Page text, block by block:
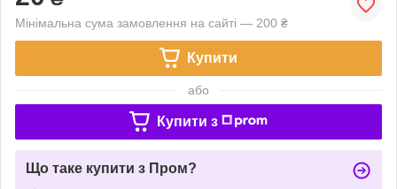
Мінімальна сума замовлення на сайті — 200 ₴
Купити
або
Купити з
Що таке купити з Пром?